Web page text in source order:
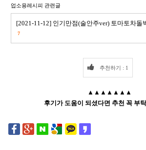
업소용레시피 관련글
[2021-11-12] 인기만점(술안주ver) 토마토차돌
7
추천하기 : 1
▲▲▲▲▲▲▲
후기가 도움이 되셨다면 추천 꼭 부